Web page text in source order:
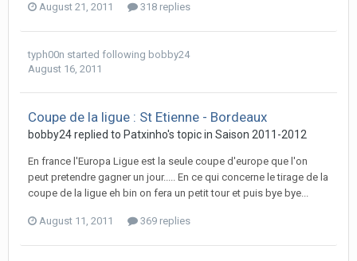
August 21, 2011 318 replies
typh00n started following bobby24
August 16, 2011
Coupe de la ligue : St Etienne - Bordeaux
bobby24 replied to Patxinho's topic in Saison 2011-2012
En france l'Europa Ligue est la seule coupe d'europe que l'on
peut pretendre gagner un jour..... En ce qui concerne le tirage de la
coupe de la ligue eh bin on fera un petit tour et puis bye bye...
August 11, 2011 369 replies